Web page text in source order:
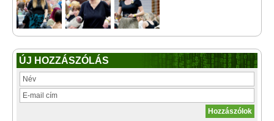
ÚJ HOZZÁSZÓLÁS